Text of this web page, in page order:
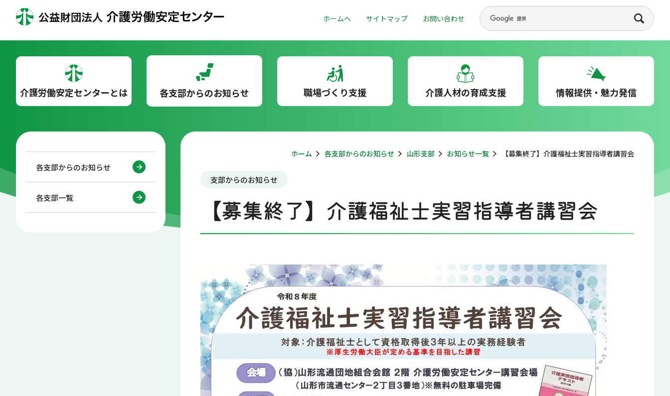
ホームへ サイトマップ お問い合わせ
介護労働安定センターとは 各支部からのお知らせ 職場づくり支援 介護人材の育成支援 情報提供・魅力発信
各支部からのお知らせ
各支部一覧
ホーム 各支部からのお知らせ 山形支部 お知らせ一覧 【募集終了】介護福祉士実習指導者講習会
支部からのお知らせ
【募集終了】介護福祉士実習指導者講習会